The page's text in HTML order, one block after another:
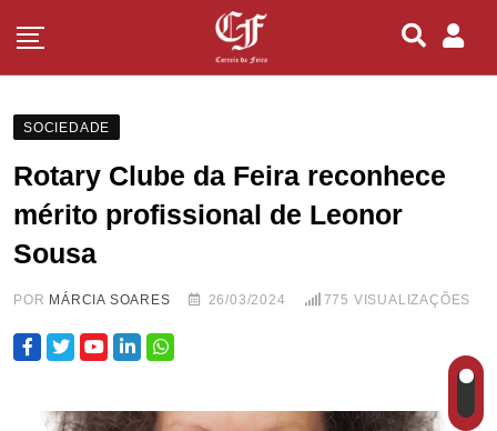
SOCIEDADE
Rotary Clube da Feira reconhece
mérito profissional de Leonor
Sousa
POR MÁRCIA SOARES 26/03/2024 775 VISUALIZAÇÕES